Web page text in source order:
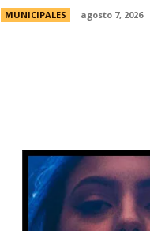
MUNICIPALES agosto 7, 2026